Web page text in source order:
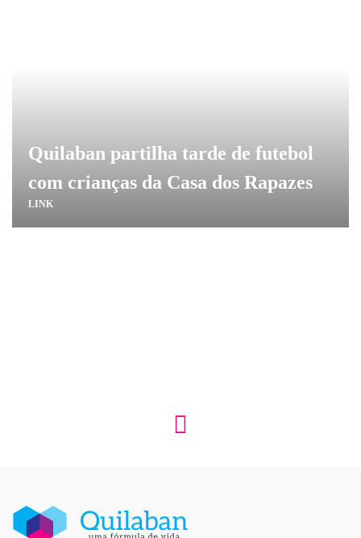
Quilaban partilha tarde de futebol
com crianças da Casa dos Rapazes
LINK